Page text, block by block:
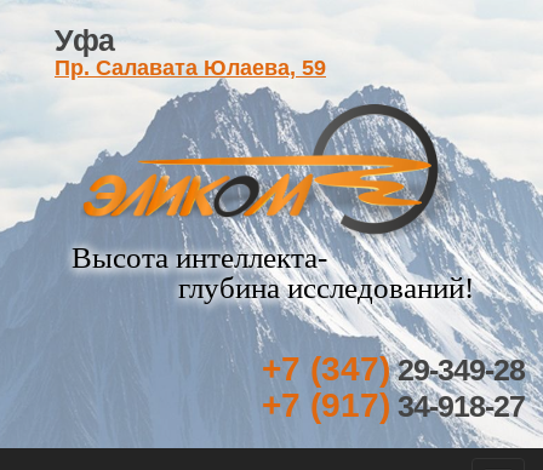
Уфа
Пр. Салавата Юлаева, 59
Высота интеллекта-
глубина исследований!
+7 (347)29-349-28
+7 (917) 34-918-27